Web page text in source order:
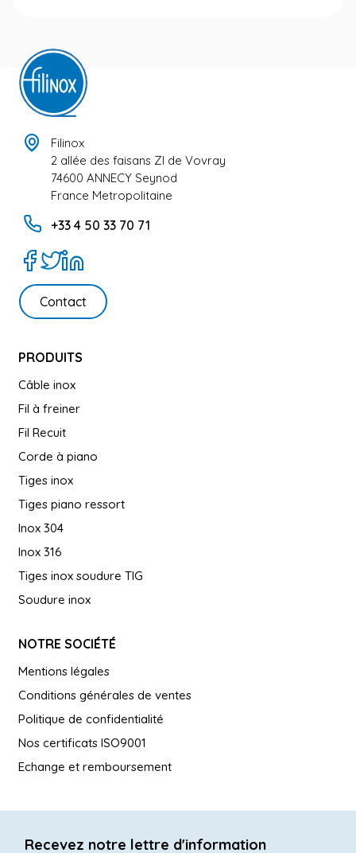
Filinox
2 allée des faisans ZI de Vovray
74600 ANNECY Seynod
France Metropolitaine
+33 4 50 33 70 71
Contact
PRODUITS
Câble inox
Fil à freiner
Fil Recuit
Corde à piano
Tiges inox
Tiges piano ressort
Inox 304
Inox 316
Tiges inox soudure TIG
Soudure inox
NOTRE SOCIÉTÉ
Mentions légales
Conditions générales de ventes
Politique de confidentialité
Nos certificats ISO9001
Echange et remboursement
Recevez notre lettre d'information